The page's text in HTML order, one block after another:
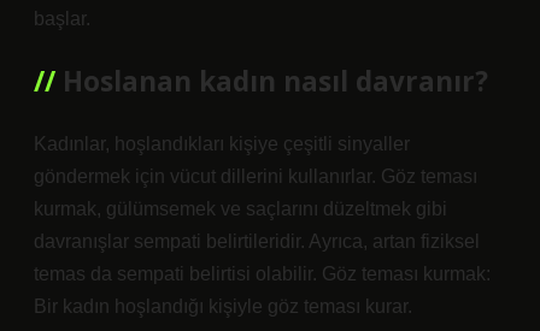
başlar.
Hoslanan kadın nasıl davranır?
Kadınlar, hoşlandıkları kişiye çeşitli sinyaller
göndermek için vücut dillerini kullanırlar. Göz teması
kurmak, gülümsemek ve saçlarını düzeltmek gibi
davranışlar sempati belirtileridir. Ayrıca, artan fiziksel
temas da sempati belirtisi olabilir. Göz teması kurmak:
Bir kadın hoşlandığı kişiyle göz teması kurar.